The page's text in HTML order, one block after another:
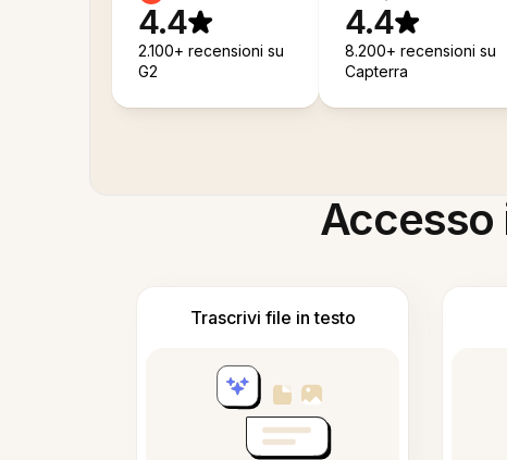
4.4
2.100+ recensioni su
G2
4.4
8.200+ recensioni su
Capterra
Trascrivi file in testo